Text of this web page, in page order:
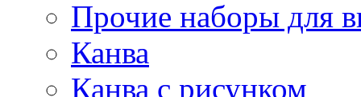
Прочие наборы для
Канва
Канва с рисунком